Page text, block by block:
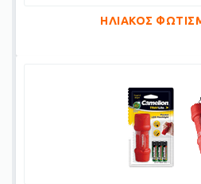
ΗΛΙΑΚΟΣ